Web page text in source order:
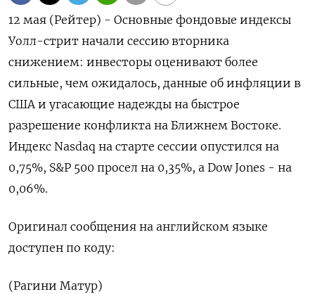
12 мая (Рейтер) - Основные фондовые индексы
‌Уолл-стрит начали сессию вторника ​
снижением: инвесторы ​оценивают ​более
сильные, ⁠чем ‌ожидалось, данные ‌об инфляции в ​
США ‌и угасающие надежды ​на быстрое
‌разрешение конфликта на Ближнем Востоке.
Индекс ​Nasdaq ​на ‌старте сессии ​опустился на
0,75%, S&P 500 просел на 0,35%, а Dow ​Jones - ⁠на
0,06%.
Оригинал сообщения ‌на ‌английском языке
доступен ​по коду:
(Рагини ‌Матур)